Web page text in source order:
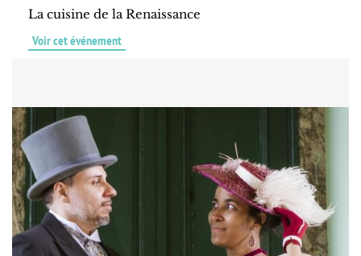
La cuisine de la Renaissance
Voir cet événement